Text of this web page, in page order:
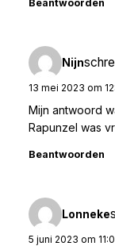
Beantwoorden
Nijn
13 mei 2023 om
Mijn antwoord
Rapunzel was
Beantwoorden
Lonneke
5 juni 2023 om